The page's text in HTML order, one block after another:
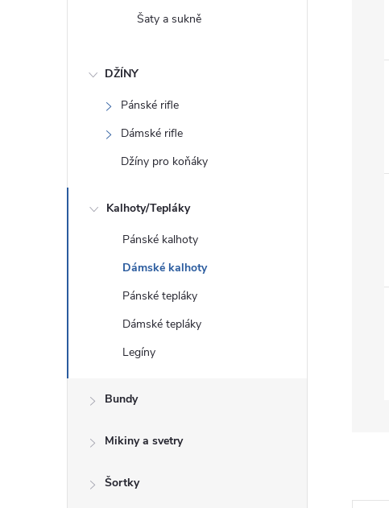
Šaty a sukně
DŽÍNY
Pánské rifle
Dámské rifle
Džíny pro koňáky
Kalhoty/Tepláky
Pánské kalhoty
Dámské kalhoty
Pánské tepláky
Dámské tepláky
Legíny
Bundy
Mikiny a svetry
Šortky